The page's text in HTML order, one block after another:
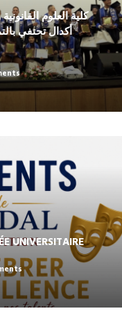
كلية العلوم
أكدال تحتفي
UNIVERSITAIRE